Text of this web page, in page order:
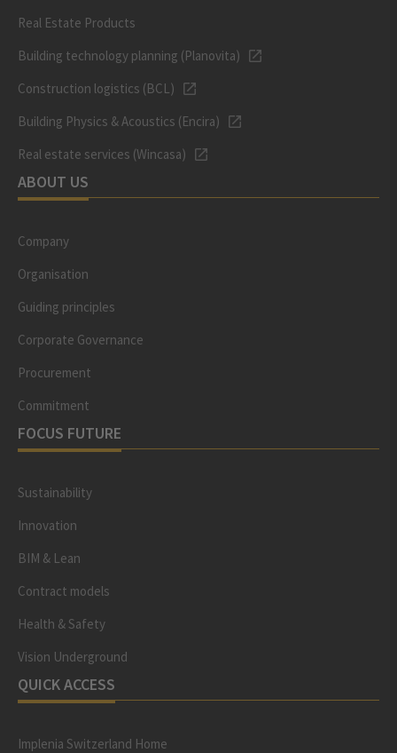
Real Estate Products
Building technology planning (Planovita)
Construction logistics (BCL)
Building Physics & Acoustics (Encira)
Real estate services (Wincasa)
ABOUT US
Company
Organisation
Guiding principles
Corporate Governance
Procurement
Commitment
FOCUS FUTURE
Sustainability
Innovation
BIM & Lean
Contract models
Health & Safety
Vision Underground
QUICK ACCESS
Implenia Switzerland Home